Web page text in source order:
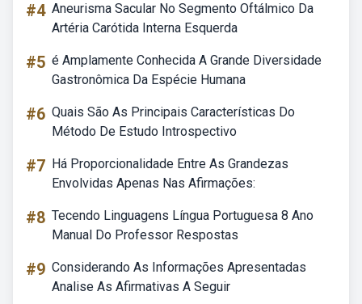
#4 Aneurisma Sacular No Segmento Oftálmico Da
Artéria Carótida Interna Esquerda
#5 é Amplamente Conhecida A Grande Diversidade
Gastronômica Da Espécie Humana
#6 Quais São As Principais Características Do
Método De Estudo Introspectivo
#7 Há Proporcionalidade Entre As Grandezas
Envolvidas Apenas Nas Afirmações:
#8 Tecendo Linguagens Língua Portuguesa 8 Ano
Manual Do Professor Respostas
#9 Considerando As Informações Apresentadas
Analise As Afirmativas A Seguir